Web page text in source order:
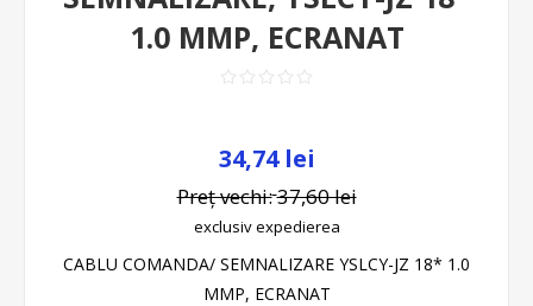
1.0 MMP, ECRANAT
34,74 lei
Preț vechi:37,60 lei
exclusivexpedierea
CABLU COMANDA/ SEMNALIZARE YSLCY-JZ 18* 1.0
MMP, ECRANAT